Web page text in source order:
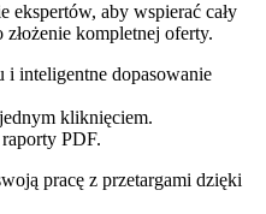
ekspertów, aby wspierać cały
kompletnej oferty.
inteligentne dopasowanie
kliknięciem.
PDF.
pracę z przetargami dzięki